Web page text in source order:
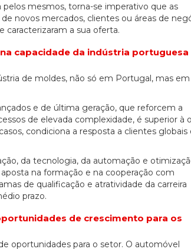
mesmos, torna-se imperativo que as
novos mercados, clientes ou áreas de
caracterizaram a sua oferta.
capacidade da indústria portuguesa
de moldes, não só em Portugal, mas
e de última geração, que reforcem a
de elevada complexidade, é superior à
condiciona a resposta a clientes globais
da tecnologia, da automação e
na formação e na cooperação com
de qualificação e atratividade da carreira
prazo.
de crescimento para os
oportunidades para o setor. O automóvel